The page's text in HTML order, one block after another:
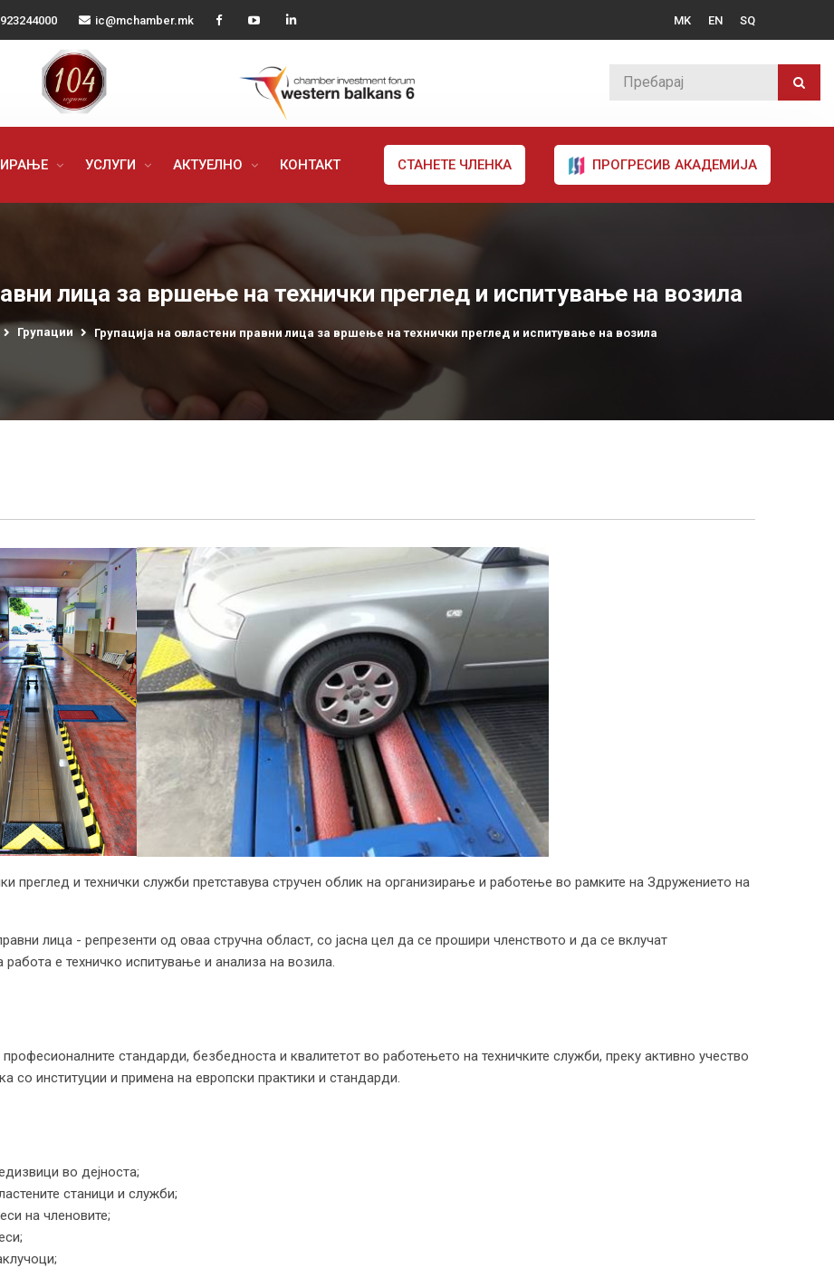
ic@mchamber.mk MK EN SQ
УСЛУГИ АКТУЕЛНО КОНТАКТ СТАНЕТЕ ЧЛЕНКА ПРОГРЕСИВ АКАДЕМИЈА
лица за вршење на технички преглед и испитување на возила
Групации Групација на овластени правни лица за вршење на технички преглед и испитување на возила
преглед и технички служби претставува стручен облик на организирање и работење во рамките на Здружението на
лица - репрезенти од оваа стручна област, со јасна цел да се прошири членството и да се вклучат
е техничко испитување и анализа на возила.
стандарди, безбедноста и квалитетот во работењето на техничките служби, преку активно учество
со институции и примена на европски практики и стандарди.
во дејноста;
станици и служби;
на членовите;